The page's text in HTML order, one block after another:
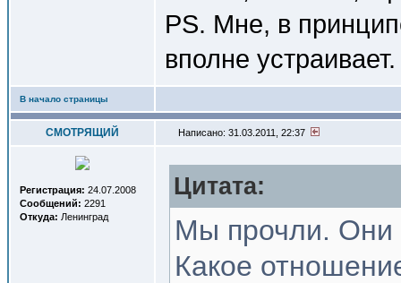
PS. Мне, в
вполне
В начало страницы
СМОТРЯЩИЙ Написано: 31.03.2011, 22:37
Регистрация: 24.07.2008
Сообщений: 2291
Откуда: Ленинград
Цитата:
Мы прочли. Они
Какое